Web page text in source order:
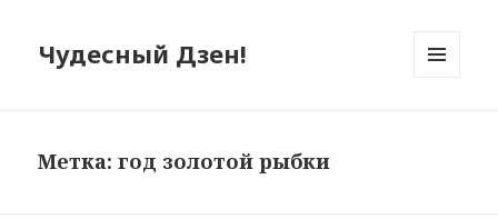
Чудесный Дзен!
Метка: год золотой рыбки